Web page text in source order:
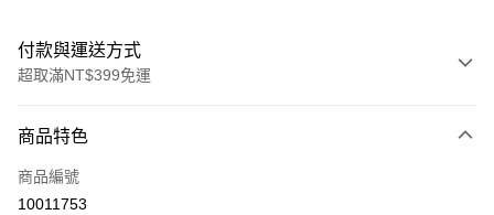
付款與運送方式
超取滿NT$399免運
icash Pay
信用卡一次付款
商品特色
商品編號
10011753